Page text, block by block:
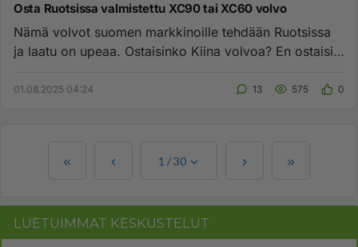
Osta Ruotsissa valmistettu XC90 tai XC60 volvo
Nämä volvot suomen markkinoille tehdään Ruotsissa
ja laatu on upeaa. Ostaisinko Kiina volvoa? En ostaisi
01.08.2025 04:24 13 575 0
1 /30
LUETUIMMAT KESKUSTELUT